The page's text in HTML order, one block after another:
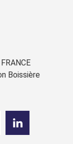
Boissière